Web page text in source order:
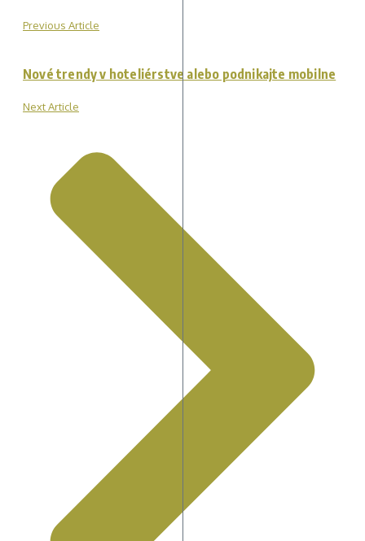
Previous Article
Nové trendy v hoteliérstve alebo podnikajte mobilne
Next Article